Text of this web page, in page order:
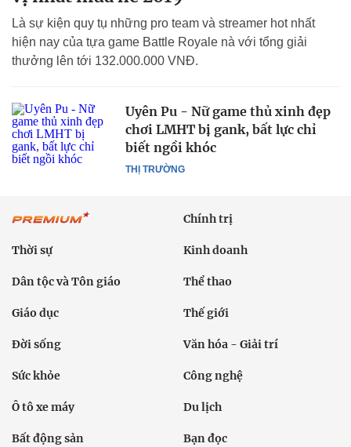
Là sự kiện quy tụ những pro team và streamer hot nhất
hiện nay của tựa game Battle Royale nà với tổng giải
thưởng lên tới 132.000.000 VNĐ.
THỊ TRƯỜNG
Uyên Pu - Nữ game thủ xinh đẹp
chơi LMHT bị gank, bất lực chỉ
biết ngồi khóc
Chính trị
Thời sự Kinh doanh
Dân tộc và Tôn giáo Thể thao
Giáo dục Thế giới
Đời sống Văn hóa - Giải trí
Sức khỏe Công nghệ
Ô tô xe máy Du lịch
Bất động sản Bạn đọc